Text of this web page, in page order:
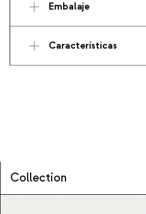
Embalaje
Características
Collection